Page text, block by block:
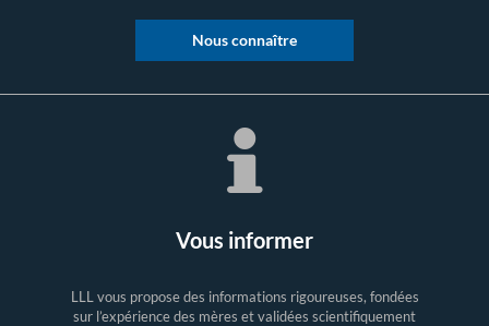
Nous connaître
Vous informer
LLL vous propose des informations rigoureuses, fondées
sur l’expérience des mères et validées scientifiquement